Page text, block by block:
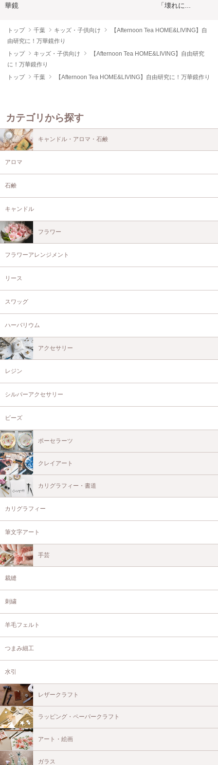
華鏡
「壊れに...
トップ 千葉 キッズ・子供向け
【Afternoon Tea HOME&LIVING】自
由研究に！万華鏡作り
トップ
キッズ・子供向け
【Afternoon Tea HOME&LIVING】自由研究
に！万華鏡作り
トップ
千葉 【Afternoon Tea HOME&LIVING】自由研究に！万華鏡作り
カテゴリから探す
キャンドル・アロマ・石鹸
アロマ
石鹸
キャンドル
フラワー
フラワーアレンジメント
リース
スワッグ
ハーバリウム
アクセサリー
レジン
シルバーアクセサリー
ビーズ
ポーセラーツ
クレイアート
カリグラフィー・書道
カリグラフィー
筆文字アート
手芸
裁縫
刺繍
羊毛フェルト
つまみ細工
水引
レザークラフト
ラッピング・ペーパークラフト
アート・絵画
ガラス